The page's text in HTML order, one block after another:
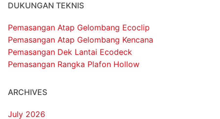
DUKUNGAN TEKNIS
Pemasangan Atap Gelombang Ecoclip
Pemasangan Atap Gelombang Kencana
Pemasangan Dek Lantai Ecodeck
Pemasangan Rangka Plafon Hollow
ARCHIVES
July 2026